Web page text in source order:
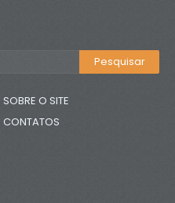
SOBRE O SITE
CONTATOS